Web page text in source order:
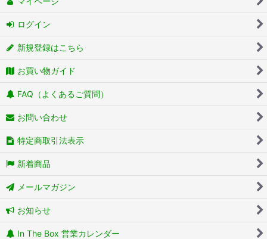
ログイン
新規登録はこちら
お買い物ガイド
FAQ（よくあるご質問）
お問い合わせ
特定商取引法表示
新着商品
メールマガジン
お知らせ
In The Box 営業カレンダー